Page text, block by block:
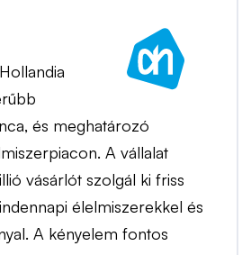
és meghatározó
A vállalat
vásárlót szolgál ki friss
élelmiszerekkel és
A kényelem fontos